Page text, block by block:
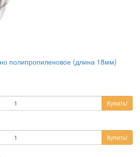
полипропиленовое (длина 18мм)
Купить!
Купить!